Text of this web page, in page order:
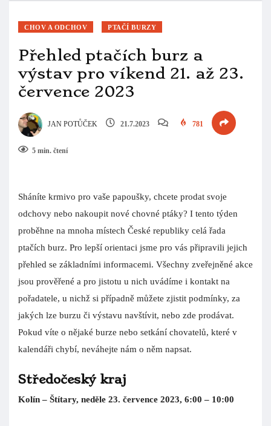
CHOV A ODCHOV PTAČÍ BURZY
Přehled ptačích burz a
výstav pro víkend 21. až 23.
července 2023
JAN POTŮČEK 21.7.2023 781
5 min. čtení
Sháníte krmivo pro vaše papoušky, chcete prodat svoje
odchovy nebo nakoupit nové chovné ptáky? I tento týden
proběhne na mnoha místech České republiky celá řada
ptačích burz. Pro lepší orientaci jsme pro vás připravili jejich
přehled se základními informacemi. Všechny zveřejněné akce
jsou prověřené a pro jistotu u nich uvádíme i kontakt na
pořadatele, u nichž si případně můžete zjistit podmínky, za
jakých lze burzu či výstavu navštívit, nebo zde prodávat.
Pokud víte o nějaké burze nebo setkání chovatelů, které v
kalendáři chybí, neváhejte nám o něm napsat.
Středočeský kraj
Kolín – Štítary, neděle 23. července 2023, 6:00 – 10:00